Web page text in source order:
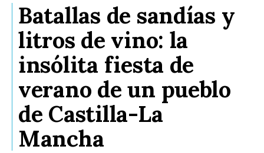
Batallas de sandías y
litros de vino: la
insólita fiesta de
verano de un pueblo
de Castilla-La
Mancha